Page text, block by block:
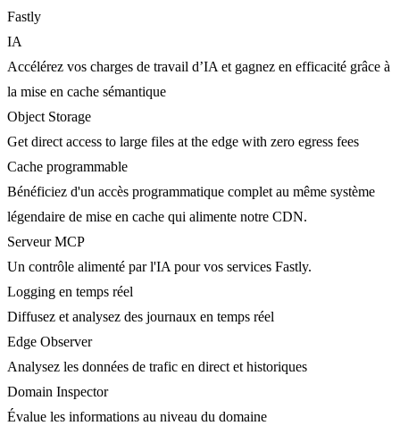
Fastly
IA
Accélérez vos charges de travail d’IA et gagnez en efficacité grâce à
la mise en cache sémantique
Object Storage
Get direct access to large files at the edge with zero egress fees
Cache programmable
Bénéficiez d'un accès programmatique complet au même système
légendaire de mise en cache qui alimente notre CDN.
Serveur MCP
Un contrôle alimenté par l'IA pour vos services Fastly.
Logging en temps réel
Diffusez et analysez des journaux en temps réel
Edge Observer
Analysez les données de trafic en direct et historiques
Domain Inspector
Évalue les informations au niveau du domaine